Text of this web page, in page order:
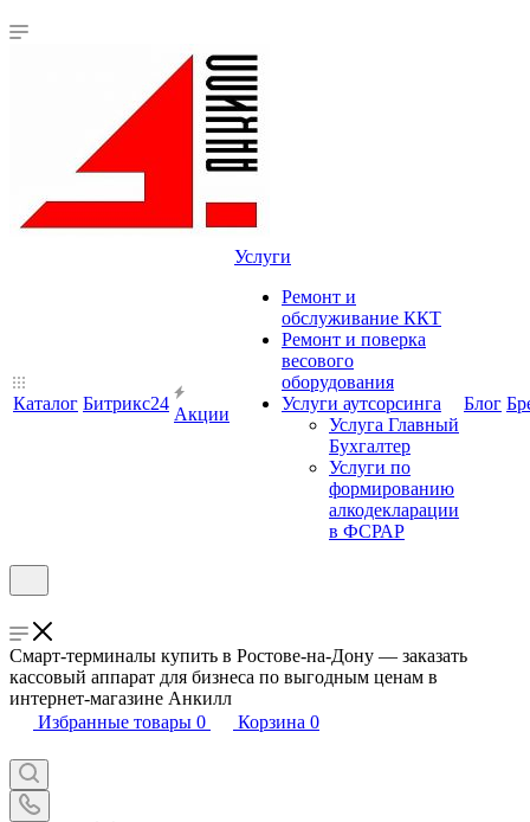
Каталог Битрикс24
Акции
Услуги
Ремонт и
обслуживание ККТ
Ремонт и поверка
весового
оборудования
Услуги аутсорсинга
Услуга Главный
Бухгалтер
Услуги по
формированию
алкодекларации
в ФСРАР
Блог
Смарт-терминалы купить в Ростове-на-Дону — заказать
кассовый аппарат для бизнеса по выгодным ценам в
интернет-магазине Анкилл
Избранные товары 0 Корзина 0